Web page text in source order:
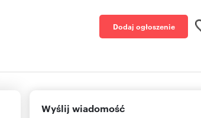
Dodaj ogłoszenie
Wyślij wiadomość